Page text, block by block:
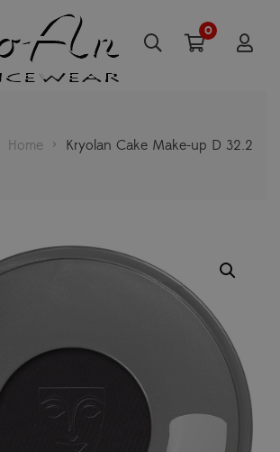
0
Home > Kryolan Cake Make-up D 32.2